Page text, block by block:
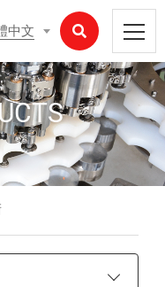
中文